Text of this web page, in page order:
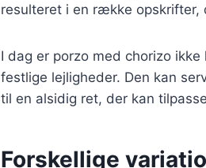
resulteret i en række opskrifter,
I dag er porzo med chorizo
festlige lejligheder. Den kan
til en alsidig ret, der kan
Forskellige